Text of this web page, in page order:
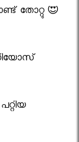
തോറ്റു 😍